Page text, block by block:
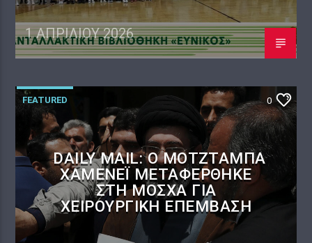
1 ΑΠΡΙΛΊΟΥ 2026
FEATURED 0
DAILY MAIL: Ο ΜΟΤΖΤΆΜΠΑ
ΧΑΜΕΝΕΪ́ ΜΕΤΑΦΈΡΘΗΚΕ
ΣΤΗ ΜΌΣΧΑ ΓΙΑ
ΧΕΙΡΟΥΡΓΙΚΉ ΕΠΈΜΒΑΣΗ